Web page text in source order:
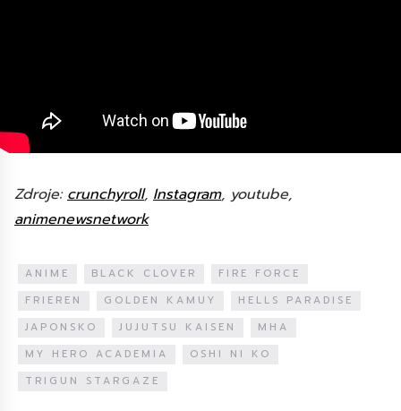
Zdroje: crunchyroll, Instagram, youtube,
animenewsnetwork
ANIME BLACK CLOVER
FIRE FORCE
FRIEREN
GOLDEN KAMUY
HELLS PARADISE
JAPONSKO
JUJUTSU KAISEN
MHA
MY HERO ACADEMIA
OSHI NI KO
TRIGUN STARGAZE